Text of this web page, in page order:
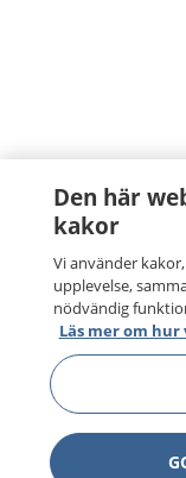
Den här
kakor
Vi använder
upplevelse,
nödvändig
Läs mer om